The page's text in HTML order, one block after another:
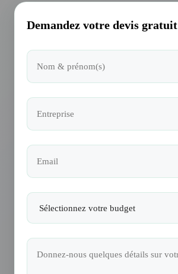
Demandez votre devis gratuit